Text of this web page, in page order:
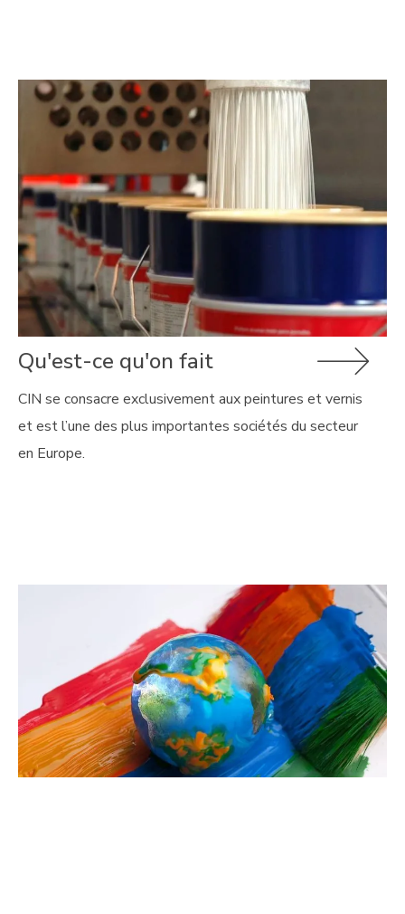
Qu'est-ce qu'on fait
CIN se consacre exclusivement aux peintures et vernis
et est l’une des plus importantes sociétés du secteur
en Europe.